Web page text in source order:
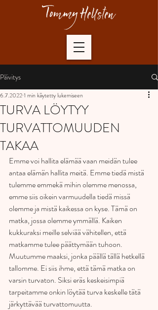
Päivitys
TURVA LÖYTYY
TURVATTOMUUDEN
TAKAA
6.7.20221 min käytetty lukemiseen
Emme voi hallita elämää vaan meidän tulee
antaa elämän hallita meitä. Emme tiedä mistä
tulemme emmekä mihin olemme menossa,
emme siis oikein varmuudella tiedä missä
olemme ja mistä kaikessa on kyse. Tämä on
matka, jossa olemme ymmällä. Kaiken
kukkuraksi meille selviää vähitellen, että
matkamme tulee päättymään tuhoon.
Muutumme maaksi, jonka päällä tällä hetkellä
tallomme. Ei siis ihme, että tämä matka on
varsin turvaton. Siksi eräs keskeisimpiä
tarpeitamme onkin löytää turva keskelle tätä
järkyttävää turvattomuutta.